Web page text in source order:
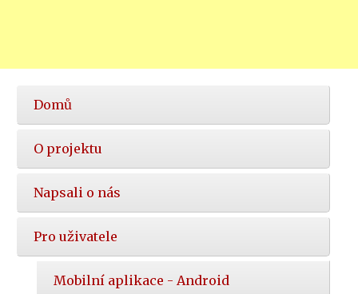
Hlavní
nabídka
Domů
O projektu
Napsali o nás
Pro uživatele
Mobilní aplikace - Android